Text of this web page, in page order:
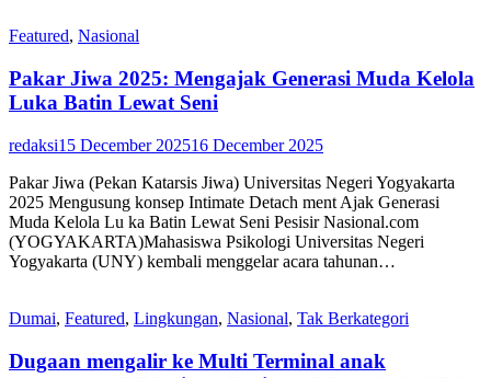
Featured, Nasional
Pakar Jiwa 2025: Mengajak Generasi Muda Kelola
Luka Batin Lewat Seni
redaksi15 December 202516 December 2025
Pakar Jiwa (Pekan Katarsis Jiwa) Universitas Negeri Yogyakarta
2025 Mengusung konsep Intimate Detach ment Ajak Generasi
Muda Kelola Lu ka Batin Lewat Seni Pesisir Nasional.com
(YOGYAKARTA)Mahasiswa Psikologi Universitas Negeri
Yogyakarta (UNY) kembali menggelar acara tahunan…
Dumai, Featured, Lingkungan, Nasional, Tak Berkategori
Dugaan mengalir ke Multi Terminal anak